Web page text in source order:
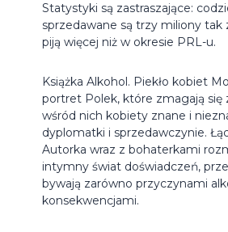
Statystyki są zastraszające:
sprzedawane są trzy miliony tak
piją więcej niż w okresie PRL-u.
Książka Alkohol. Piekło kobiet
portret Polek, które zmagają się
wśród nich kobiety znane i
dyplomatki i sprzedawczynie.
Autorka wraz z bohaterkami
intymny świat doświadczeń,
bywają zarówno przyczynami
konsekwencjami.